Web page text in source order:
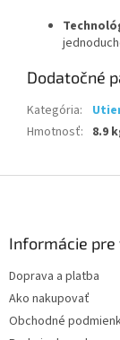
Dodatočné
Kategória:
Hmotnosť: 8.9
Informácie pre
Doprava a platba
Ako nakupovať
Obchodné